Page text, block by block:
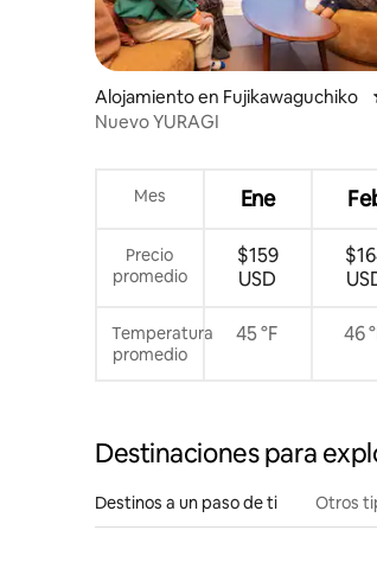
Alojamiento en Fujikawaguchiko
Nuevo YURAGI
Mes Ene
Precio
promedio
$159
USD
Temperatura
promedio
45 °F 46
Destinaciones para
Destinos a un paso de ti Otros